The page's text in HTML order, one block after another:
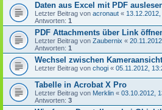
Daten aus Excel mit PDF
Letzter Beitrag von acronaut «
Antworten: 1
PDF Attachments über Link
Letzter Beitrag von Zaubernix «
Antworten: 1
Wechsel zwischen Kameraansicht
Letzter Beitrag von chogi « 05.11.2012,
Tabelle in Acrobat X Pro
Letzter Beitrag von Merklin « 03.10.2012,
Antworten: 3